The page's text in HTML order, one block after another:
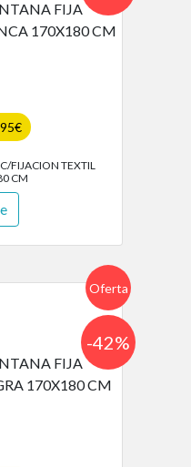
FIJACION TEXTIL
CM
Oferta
-42%